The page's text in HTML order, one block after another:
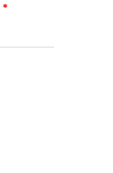
*